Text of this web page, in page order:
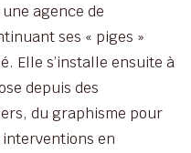
agence de
ses « piges »
Elle s’installe ensuite à
depuis des
du graphisme pour
en